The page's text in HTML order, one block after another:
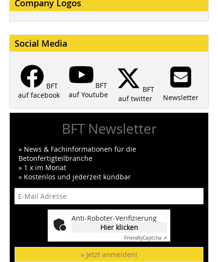
Company Logos
Social Media
BFT
auf facebook
BFT
auf Youtube
BFT
auf twitter
Newsletter
BFT Newsletter
» News & Fachinformationen für die
Betonfertigteilbranche
» 1 x im Monat
» Kostenlos und jederzeit kündbar
Anti-Roboter-Verifizierung
Hier klicken
FriendlyCaptcha ⇗
» Jetzt anmelden!